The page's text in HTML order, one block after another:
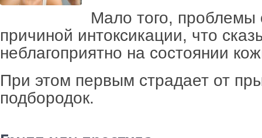
Мало того, проблемы
причиной интоксикации, что
неблагоприятно на состоянии
При этом первым страдает от
подбородок.